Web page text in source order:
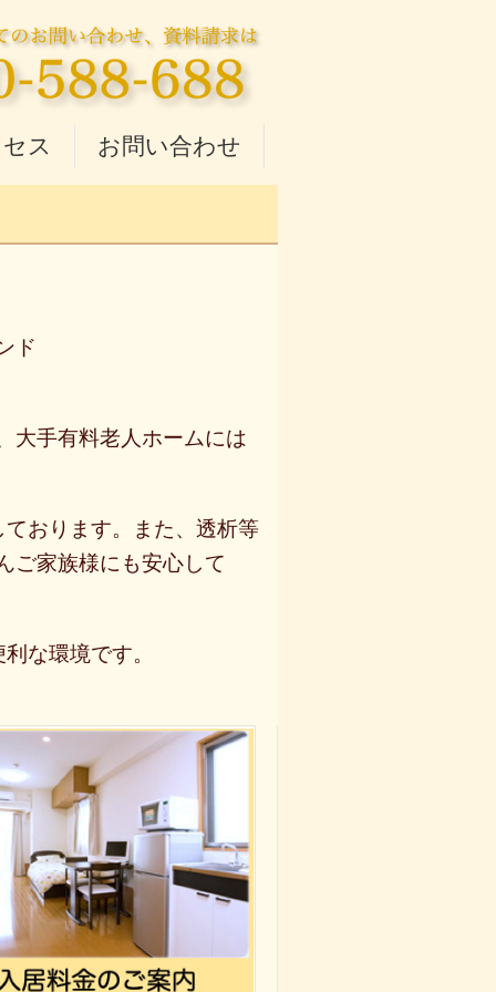
ス お問い合わせ
ド
大手有料老人 ホームには
おります。 また、 透析等
ご家族様にも安心して
な環境です。